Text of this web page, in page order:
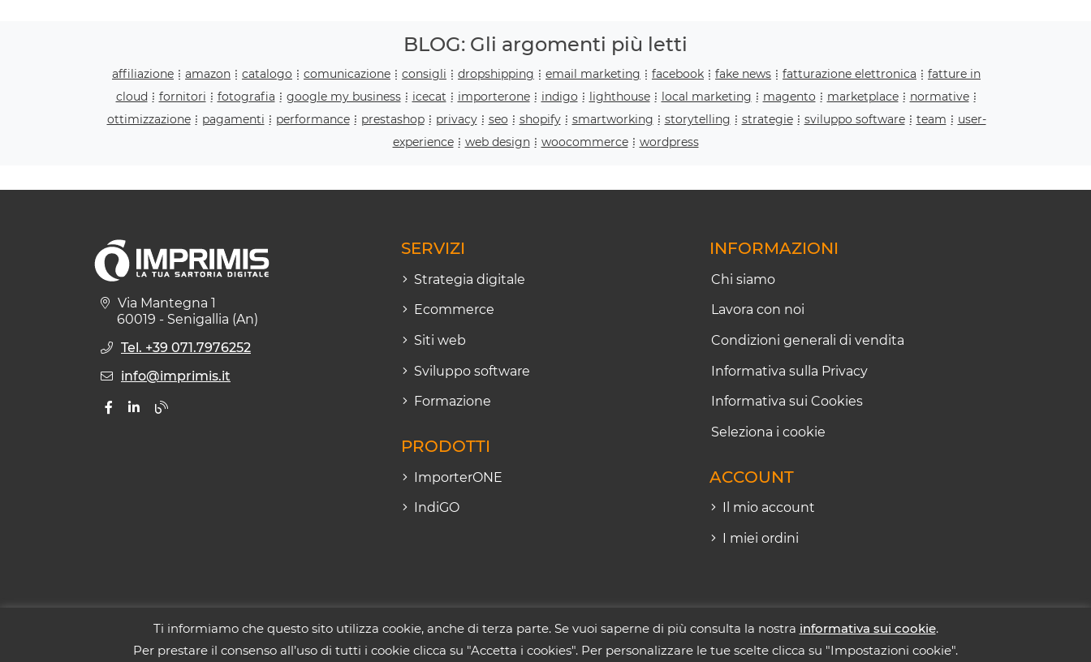
BLOG: Gli argomenti più letti
affiliazione amazon catalogo comunicazione consigli dropshipping email marketing facebook fake news fatturazione elettronica
fatture in
cloud
fornitori fotografia google my business icecat importerone indigo lighthouse local marketing magento marketplace
normative
ottimizzazione
pagamenti performance prestashop privacy seo shopify smartworking storytelling strategie sviluppo software team
user-
experience
web design woocommerce wordpress
Via Mantegna 1
60019 - Senigallia (An)
Tel. +39 071.7976252
info@imprimis.it
SERVIZI
Strategia digitale
Ecommerce
Siti web
Sviluppo software
Formazione
PRODOTTI
ImporterONE
IndiGO
INFORMAZIONI
Chi siamo
Lavora con noi
Condizioni generali di vendita
Informativa sulla Privacy
Informativa sui Cookies
Seleziona i cookie
ACCOUNT
Il mio account
I miei ordini
Ti informiamo che questo sito utilizza cookie, anche di terza parte. Se vuoi saperne di più consulta la nostra informativa sui cookie.
Per prestare il consenso all’uso di tutti i cookie clicca su "Accetta i cookies". Per personalizzare le tue scelte clicca su "Impostazioni cookie".